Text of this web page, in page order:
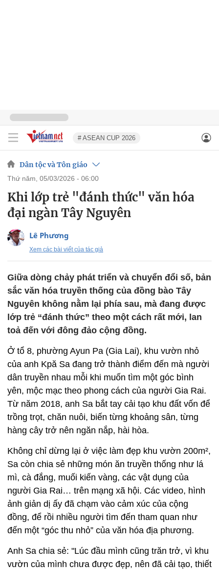
# ASEAN CUP 2026
Dân tộc và Tôn giáo
thứ năm, 05/03/2026 - 06:00
Khi lớp trẻ "đánh thức" văn hóa
đại ngàn Tây Nguyên
Lê Phương
Xem các bài viết của tác giả
Giữa dòng chảy phát triển và chuyển đổi số, bản
sắc văn hóa truyền thống của đồng bào Tây
Nguyên không nằm lại phía sau, mà đang được
lớp trẻ “đánh thức” theo một cách rất mới, lan
toả đến với đông đảo cộng đồng.
Ở tổ 8, phường Ayun Pa (Gia Lai), khu vườn nhỏ
của anh Kpă Sa đang trở thành điểm đến mà người
dân truyền nhau mỗi khi muốn tìm một góc bình
yên, mộc mạc theo phong cách của người Gia Rai.
Từ năm 2018, anh Sa bắt tay cải tạo khu đất vốn để
trồng trọt, chăn nuôi, biến từng khoảng sân, từng
hàng cây trở nên ngăn nắp, hài hòa.
Không chỉ dừng lại ở việc làm đẹp khu vườn 200m²,
Sa còn chia sẻ những món ăn truyền thống như lá
mì, cà đắng, muối kiến vàng, các vật dụng của
người Gia Rai… trên mạng xã hội. Các video, hình
ảnh giản dị ấy đã chạm vào cảm xúc của cộng
đồng, để rồi nhiều người tìm đến tham quan như
đến một “góc thu nhỏ” của văn hóa địa phương.
Anh Sa chia sẻ: "Lúc đầu mình cũng trăn trở, vì khu
vườn của mình chưa được đẹp, nên đã cải tạo, thiết